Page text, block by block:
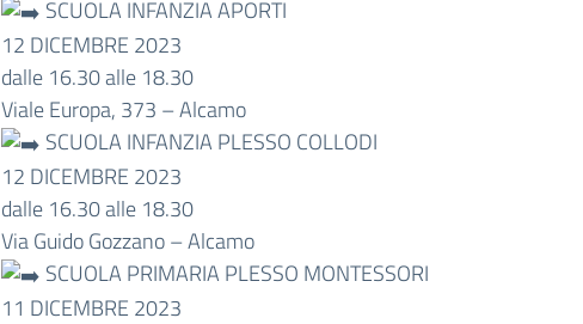
SCUOLA INFANZIA APORTI
12 DICEMBRE 2023
dalle 16.30 alle 18.30
Viale Europa, 373 – Alcamo
SCUOLA INFANZIA PLESSO COLLODI
12 DICEMBRE 2023
dalle 16.30 alle 18.30
Via Guido Gozzano – Alcamo
SCUOLA PRIMARIA PLESSO MONTESSORI
11 DICEMBRE 2023